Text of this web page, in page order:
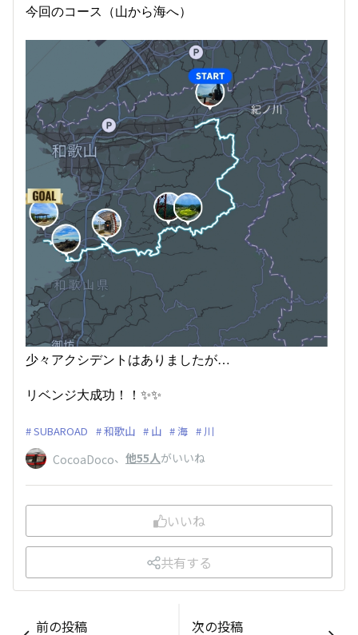
今回のコース（山から海へ）
少々アクシデントはありましたが…
リベンジ大成功！！✨✨
SUBAROAD 和歌山 山 海 川
CocoaDoco、 他55人がいいね
いいね
共有する
前の投稿 次の投稿